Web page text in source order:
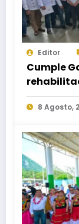
Editor
Cumple
María
8 Agosto,